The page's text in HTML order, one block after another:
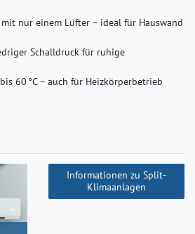
nur einem Lüfter – ideal für Hauswand
Schalldruck für ruhige
60 °C – auch für Heizkörperbetrieb
Informationen zu Split-
Klimaanlagen